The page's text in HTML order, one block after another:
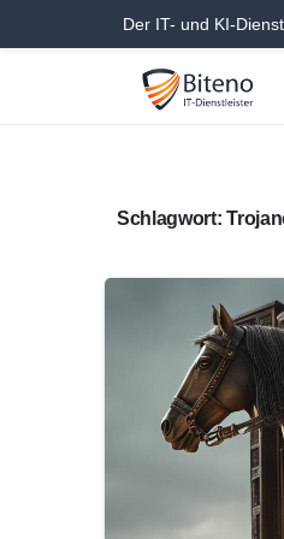
Der IT- und KI-
Schlagwort: